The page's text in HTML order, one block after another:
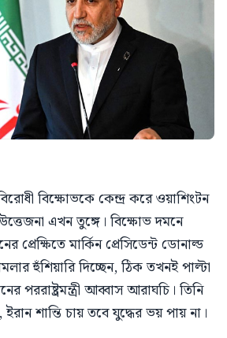
বিক্ষোভকে কেন্দ্র করে ওয়াশিংটন
এখন তুঙ্গে। বিক্ষোভ দমনে
প্রেক্ষিতে মার্কিন প্রেসিডেন্ট ডোনাল্ড
হুঁশিয়ারি দিচ্ছেন, ঠিক তখনই পাল্টা
পররাষ্ট্রমন্ত্রী আব্বাস আরাঘচি। তিনি
শান্তি চায় তবে যুদ্ধের ভয় পায় না।